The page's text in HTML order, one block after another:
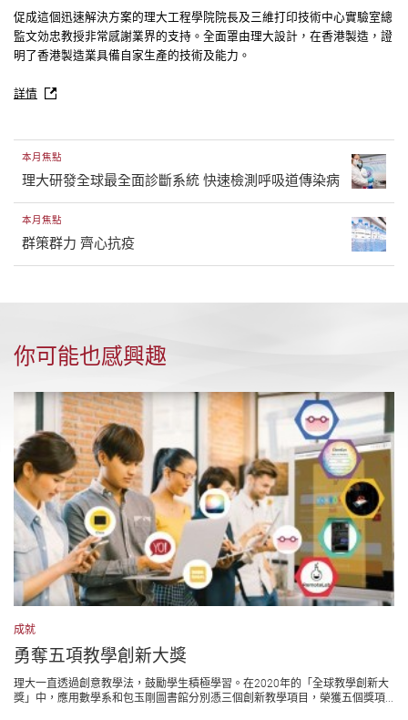
本月焦點
理大研發全球最全面診斷系統 快速檢測呼吸道傳染病
本月焦點
群策群力 齊心抗疫
促成這個迅速解決方案的理大工程學院院長及三維打印技術中心實驗室總
監文効忠教授非常感謝業界的支持。全面罩由理大設計，在香港製造，證
明了香港製造業具備自家生產的技術及能力。
詳情
你可能也感興趣
成就
勇奪五項教學創新大獎
理大一直透過創意教學法，鼓勵學生積極學習。在2020年的「全球教學創新大
獎」中，應用數學系和包玉剛圖書館分別憑三個創新教學項目，榮獲五個獎項...